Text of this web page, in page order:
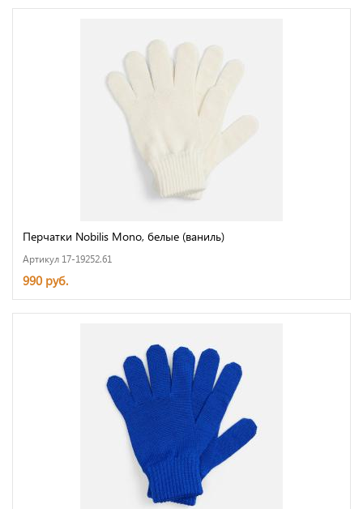
Перчатки Nobilis Mono, белые (ваниль)
Артикул 17-19252.61
990 руб.